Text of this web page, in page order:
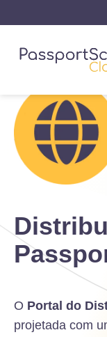
O Portal do
projetada com